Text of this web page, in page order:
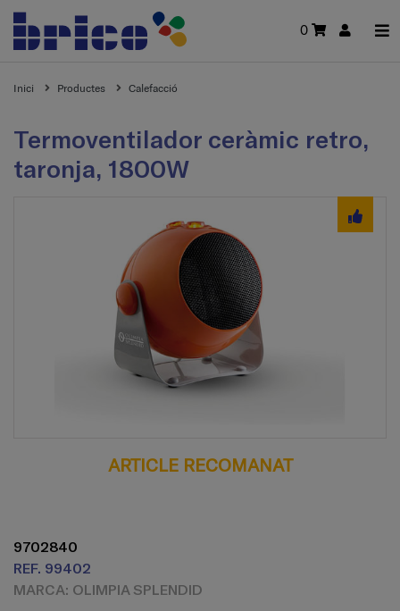
0
Inici Productes Calefacció
Termoventilador ceràmic retro,
taronja, 1800W
ARTICLE RECOMANAT
9702840
REF. 99402
MARCA: OLIMPIA SPLENDID